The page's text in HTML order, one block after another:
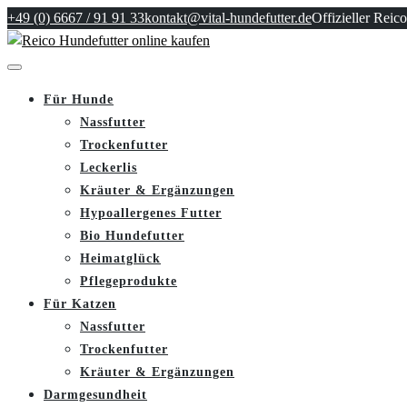
+49 (0) 6667 / 91 91 33kontakt@vital-hundefutter.deOffizieller
Für Hunde
Nassfutter
Trockenfutter
Leckerlis
Kräuter & Ergänzungen
Hypoallergenes Futter
Bio Hundefutter
Heimatglück
Pflegeprodukte
Für Katzen
Nassfutter
Trockenfutter
Kräuter & Ergänzungen
Darmgesundheit